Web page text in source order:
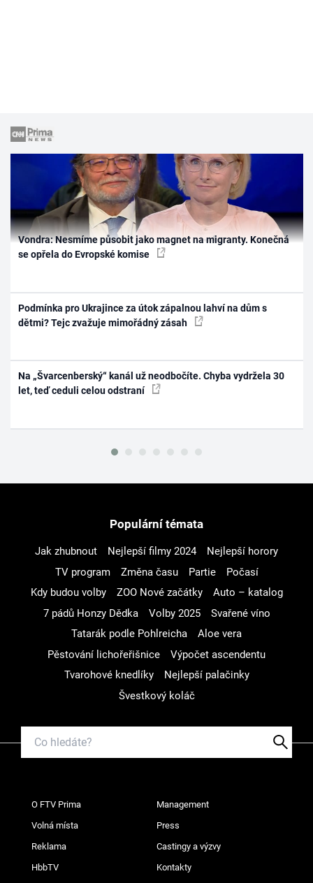
Vondra: Nesmíme působit jako magnet na migranty. Konečná
se opřela do Evropské komise
Podmínka pro Ukrajince za útok zápalnou lahví na dům s
dětmi? Tejc zvažuje mimořádný zásah
Na „Švarcenberský“ kanál už neodbočíte. Chyba vydržela 30
let, teď ceduli celou odstraní
Populární témata
Jak zhubnout Nejlepší filmy 2024
Nejlepší horory
TV program
Změna času Partie
Počasí
Kdy budou volby
ZOO Nové začátky
Auto – katalog
7 pádů Honzy Dědka
Volby 2025
Svařené víno
Tatarák podle Pohlreicha
Aloe vera
Pěstování lichořeřišnice
Výpočet ascendentu
Tvarohové knedlíky
Nejlepší palačinky
Švestkový koláč
O FTV Prima Management
Volná místa Press
Reklama Castingy a výzvy
HbbTV Kontakty